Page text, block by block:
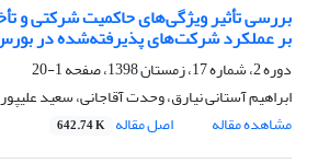
بررسی تأثیر ویژگی‌های حاکمیت شرکتی و
بر عملکرد شرکت‌های پذیرفته‌شده در بورس
دوره 2، شماره 17، زمستان 1398، صفحه
1-20
ابراهیم آستانی نیارق، وحدت آقاجانی، سعید علیپور
مشاهده مقاله
اصل مقاله 642.74 K